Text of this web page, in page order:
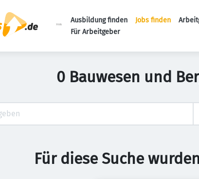
Ausbildung finden Jobs finden
Für Arbeitgeber
0 Bauwesen und
Für diese Suche